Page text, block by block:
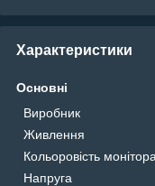
Характеристики
Основні
Виробник
Живлення
Кольоровість монітора
Напруга